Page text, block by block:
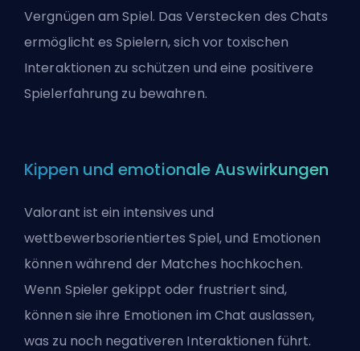
Vergnügen am Spiel. Das Verstecken des Chats
ermöglicht es Spielern, sich vor toxischen
Interaktionen zu schützen und eine positivere
Spielerfahrung zu bewahren.
Kippen und emotionale Auswirkungen
Valorant ist ein intensives und
wettbewerbsorientiertes Spiel, und Emotionen
können während der Matches hochkochen.
Wenn Spieler gekippt oder frustriert sind,
können sie ihre Emotionen im Chat auslassen,
was zu noch negativeren Interaktionen führt.